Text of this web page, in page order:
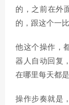
的，之前在外
的，跟这个一
他这个操作，
器人自动回复
在哪里每天都
操作步奏就是